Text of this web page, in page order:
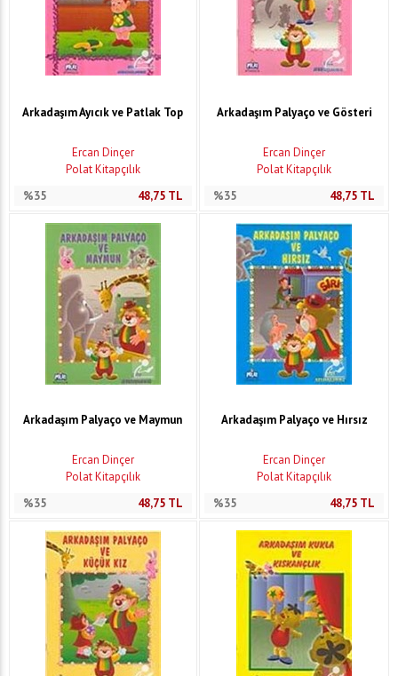
Arkadaşım Ayıcık ve Patlak Top
Ercan Dinçer
Polat Kitapçılık
%35
48,75TL
Arkadaşım Palyaço ve Gösteri
Ercan Dinçer
Polat Kitapçılık
%35
48,75 TL
Arkadaşım Palyaço ve Maymun
Ercan Dinçer
Polat Kitapçılık
%35
48,75TL
Arkadaşım Palyaço ve Hırsız
Ercan Dinçer
Polat Kitapçılık
%35
48,75 TL